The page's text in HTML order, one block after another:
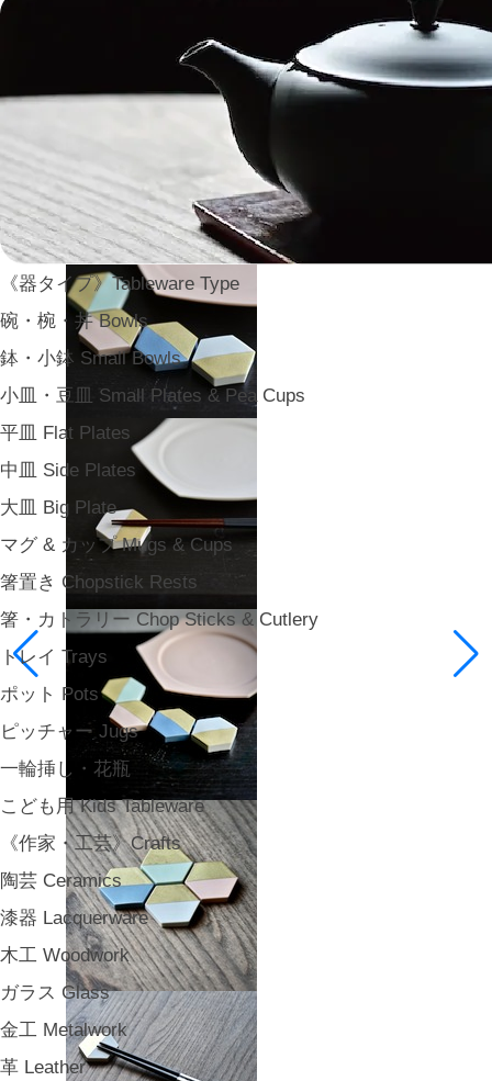
《器タイプ》Tableware Type
碗・椀・丼 Bowls
鉢・小鉢 Small Bowls
小皿・豆皿 Small Plates & Pea Cups
平皿 Flat Plates
中皿 Side Plates
大皿 Big Plate
マグ & カップ Mugs & Cups
箸置き Chopstick Rests
箸・カトラリー Chop Sticks & Cutlery
トレイ Trays
ポット Pots
ピッチャー Jugs
一輪挿し・花瓶
こども用 Kids Tableware
《作家・工芸》Crafts
陶芸 Ceramics
漆器 Lacquerware
木工 Woodwork
ガラス Glass
金工 Metalwork
革 Leather